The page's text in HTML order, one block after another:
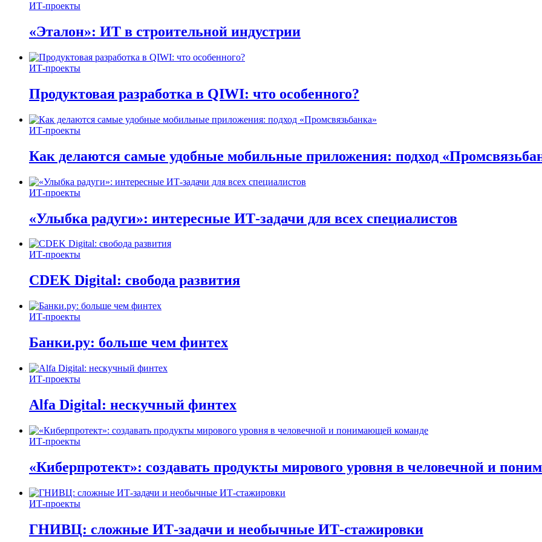
ИТ-проекты
«Эталон»: ИТ в строительной индустрии
ИТ-проекты
Продуктовая разработка в QIWI: что особенного?
ИТ-проекты
Как делаются самые удобные мобильные приложения: подход
ИТ-проекты
«Улыбка радуги»: интересные ИТ-задачи для всех специалистов
ИТ-проекты
CDEK Digital: свобода развития
ИТ-проекты
Банки.ру: больше чем финтех
ИТ-проекты
Alfa Digital: нескучный финтех
ИТ-проекты
«Киберпротект»: создавать продукты мирового уровня в человечной и
ИТ-проекты
ГНИВЦ: сложные ИТ‑задачи и необычные ИТ‑стажировки